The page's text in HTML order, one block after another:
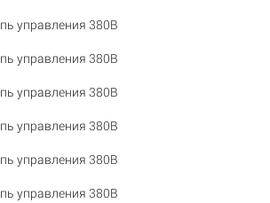
управления 380В
управления 380В
управления 380В
управления 380В
управления 380В
управления 380В